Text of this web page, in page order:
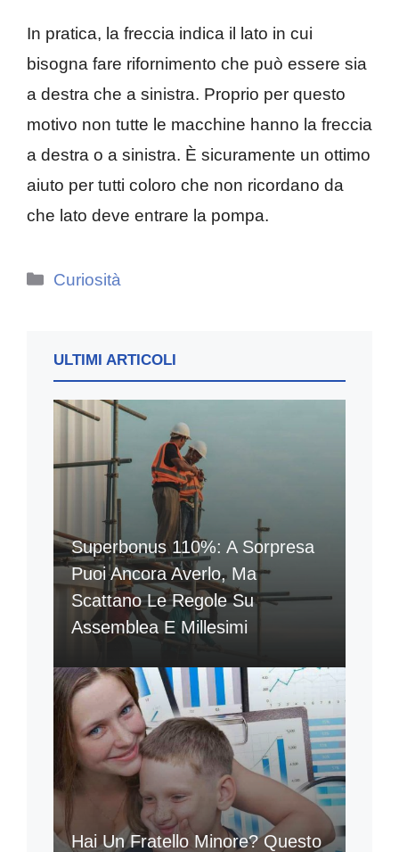
In pratica, la freccia indica il lato in cui
bisogna fare rifornimento che può essere sia
a destra che a sinistra. Proprio per questo
motivo non tutte le macchine hanno la freccia
a destra o a sinistra. È sicuramente un ottimo
aiuto per tutti coloro che non ricordano da
che lato deve entrare la pompa.
Categorie
Curiosità
ULTIMI ARTICOLI
Superbonus 110%: A Sorpresa
Puoi Ancora Averlo, Ma
Scattano Le Regole Su
Assemblea E Millesimi
Hai Un Fratello Minore? Questo